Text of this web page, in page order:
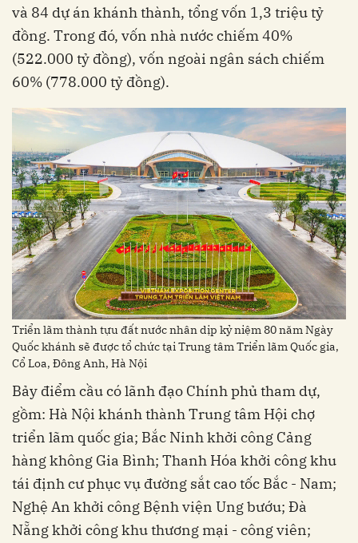
và 84 dự án khánh thành, tổng vốn 1,3 triệu tỷ
đồng. Trong đó, vốn nhà nước chiếm 40%
(522.000 tỷ đồng), vốn ngoài ngân sách chiếm
60% (778.000 tỷ đồng).
Triển lãm thành tựu đất nước nhân dịp kỷ niệm 80 năm Ngày
Quốc khánh sẽ được tổ chức tại Trung tâm Triển lãm Quốc gia,
Cổ Loa, Đông Anh, Hà Nội
Bảy điểm cầu có lãnh đạo Chính phủ tham dự,
gồm: Hà Nội khánh thành Trung tâm Hội chợ
triển lãm quốc gia; Bắc Ninh khởi công Cảng
hàng không Gia Bình; Thanh Hóa khởi công khu
tái định cư phục vụ đường sắt cao tốc Bắc - Nam;
Nghệ An khởi công Bệnh viện Ung bướu; Đà
Nẵng khởi công khu thương mại - công viên;